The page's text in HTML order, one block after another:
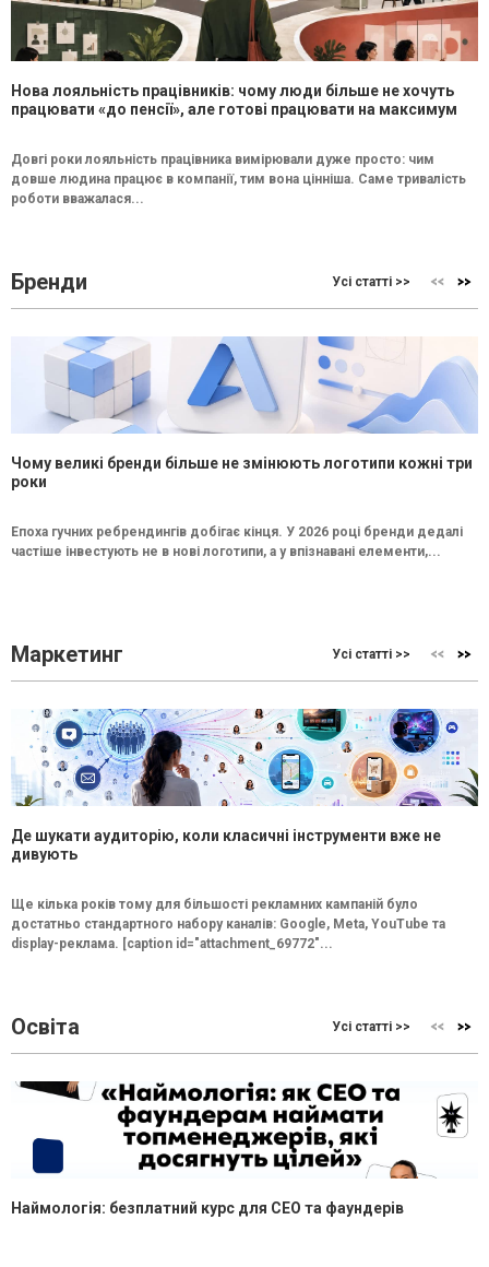
Нова лояльність працівників: чому люди більше не хочуть
працювати «до пенсії», але готові працювати на максимум
Довгі роки лояльність працівника вимірювали дуже просто: чим
довше людина працює в компанії, тим вона цінніша. Саме тривалість
роботи вважалася...
Бренди Усі статті >>
Чому великі бренди більше не змінюють логотипи кожні три
роки
Епоха гучних ребрендингів добігає кінця. У 2026 році бренди дедалі
частіше інвестують не в нові логотипи, а у впізнавані елементи,...
Маркетинг Усі статті >>
Де шукати аудиторію, коли класичні інструменти вже не
дивують
Ще кілька років тому для більшості рекламних кампаній було
достатньо стандартного набору каналів: Google, Meta, YouTube та
display-реклама. [caption id="attachment_69772"...
Освіта Усі статті >>
Наймологія: безплатний курс для CEO та фаундерів